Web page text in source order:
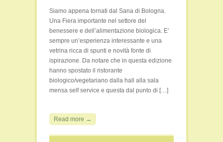
Siamo appena tornati dal Sana di Bologna.
Una Fiera importante nel settore del
benessere e dell’alimentazione biologica. E’
sempre un’esperienza interessante e una
vetrina ricca di spunti e novità fonte di
ispirazione. Da notare che in questa edizione
hanno spostato il ristorante
biologico/vegetariano dalla hall alla sala
mensa self service e questa dal punto di […]
Read more →